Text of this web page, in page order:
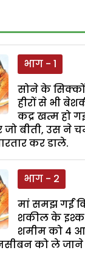
भाग - 1
सोने के
हीरों से भी
कद्र खत्म हो
बीती, उस ने
कर डाले.
भाग - 2
मां समझ गईं
शकील के इश्क
शमीम को 4
को ले जाने